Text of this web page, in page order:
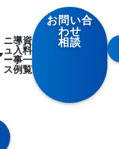
ニ
ュ
ー
ス
導
入
事
例
資
料
一
覧
お問い合
わせ
相談